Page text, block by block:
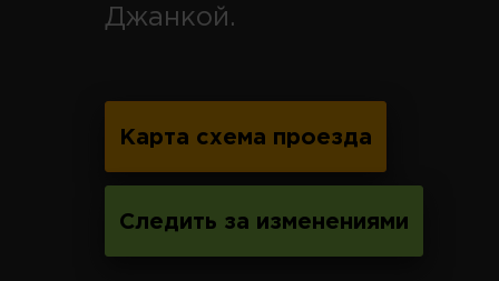
Джанкой.
Карта схема проезда
Следить за изменениями